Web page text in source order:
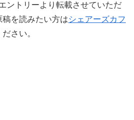
ントリーより転載させていただ
を読みたい方はシェアーズカフ
さい。